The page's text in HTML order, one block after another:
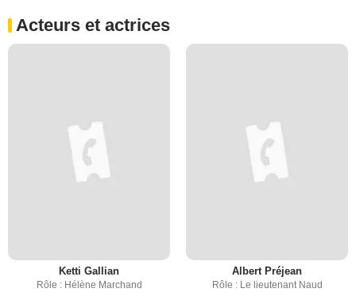
Acteurs et actrices
Ketti Gallian
Rôle : Hélène Marchand
Albert Préjean
Rôle : Le lieutenant Naud